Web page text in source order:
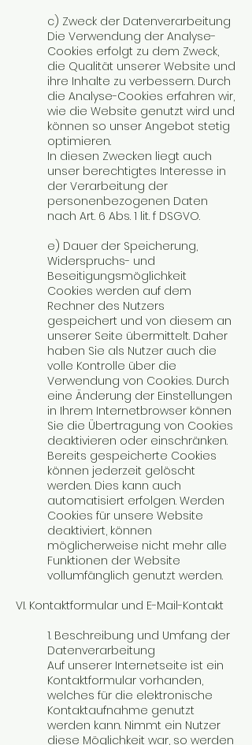
c) Zweck der Datenverarbeitung
Die Verwendung der Analyse-
Cookies erfolgt zu dem Zweck,
die Qualität unserer Website und
ihre Inhalte zu verbessern. Durch
die Analyse-Cookies erfahren wir,
wie die Website genutzt wird und
können so unser Angebot stetig
optimieren.
In diesen Zwecken liegt auch
unser berechtigtes Interesse in
der Verarbeitung der
personenbezogenen Daten
nach Art. 6 Abs. 1 lit. f DSGVO.
e) Dauer der Speicherung,
Widerspruchs- und
Beseitigungsmöglichkeit
Cookies werden auf dem
Rechner des Nutzers
gespeichert und von diesem an
unserer Seite übermittelt. Daher
haben Sie als Nutzer auch die
volle Kontrolle über die
Verwendung von Cookies. Durch
eine Änderung der Einstellungen
in Ihrem Internetbrowser können
Sie die Übertragung von Cookies
deaktivieren oder einschränken.
Bereits gespeicherte Cookies
können jederzeit gelöscht
werden. Dies kann auch
automatisiert erfolgen. Werden
Cookies für unsere Website
deaktiviert, können
möglicherweise nicht mehr alle
Funktionen der Website
vollumfänglich genutzt werden.
VI. Kontaktformular und E-Mail-Kontakt
1. Beschreibung und Umfang der
Datenverarbeitung
Auf unserer Internetseite ist ein
Kontaktformular vorhanden,
welches für die elektronische
Kontaktaufnahme genutzt
werden kann. Nimmt ein Nutzer
diese Möglichkeit war, so werden